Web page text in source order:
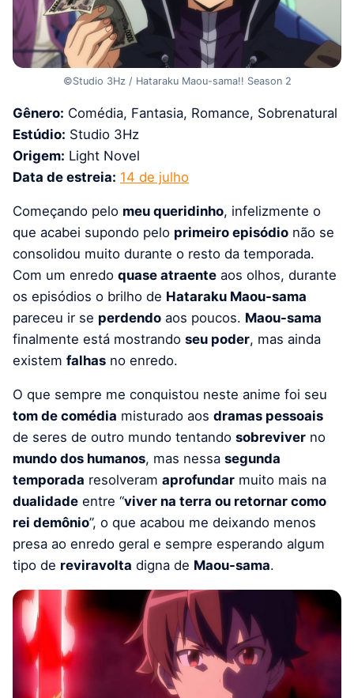
©Studio 3Hz / Hataraku Maou-sama!! Season 2
Gênero: Comédia, Fantasia, Romance, Sobrenatural
Estúdio: Studio 3Hz
Origem: Light Novel
Data de estreia: 14 de julho
Começando pelo meu queridinho, infelizmente o
que acabei supondo pelo primeiro episódio não se
consolidou muito durante o resto da temporada.
Com um enredo quase atraente aos olhos, durante
os episódios o brilho de Hataraku Maou-sama
pareceu ir se perdendo aos poucos. Maou-sama
finalmente está mostrando seu poder, mas ainda
existem falhas no enredo.
O que sempre me conquistou neste anime foi seu
tom de comédia misturado aos dramas pessoais
de seres de outro mundo tentando sobreviver no
mundo dos humanos, mas nessa segunda
temporada resolveram aprofundar muito mais na
dualidade entre “viver na terra ou retornar como
rei demônio”, o que acabou me deixando menos
presa ao enredo geral e sempre esperando algum
tipo de reviravolta digna de Maou-sama.